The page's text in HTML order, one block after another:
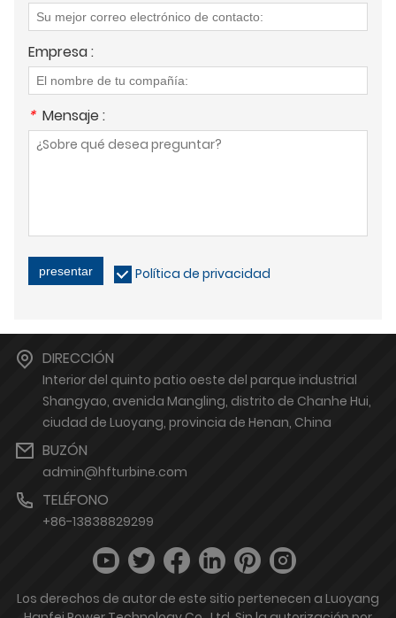
Empresa :
* Mensaje :
presentar Política de privacidad
DIRECCIÓN
Interior del quinto patio oeste del parque industrial
Shangyao, avenida Mangling, distrito de Chanhe Hui,
ciudad de Luoyang, provincia de Henan, China
BUZÓN
admin@hfturbine.com
TELÉFONO
+86-13838829299
Los derechos de autor de este sitio pertenecen a Luoyang